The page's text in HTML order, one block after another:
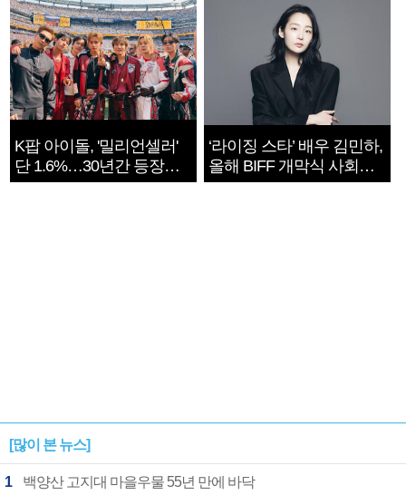
K팝 아이돌, '밀리언셀러'
단 1.6%…30년간 등장
1182개팀 전수조사
‘라이징 스타’ 배우 김민하,
올해 BIFF 개막식 사회자
확정
[많이 본 뉴스]
1 백양산 고지대 마을우물 55년 만에 바닥